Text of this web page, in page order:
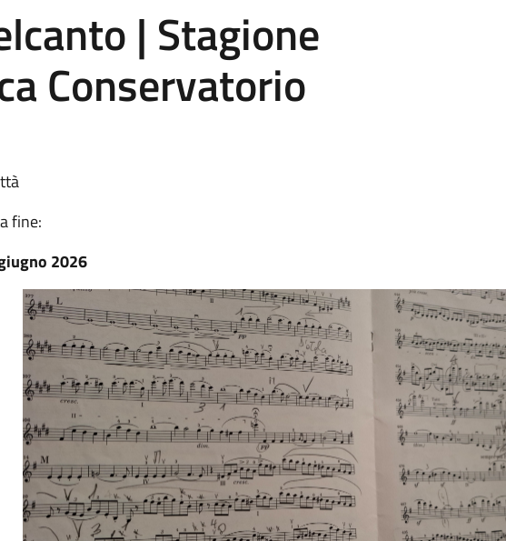
| Stagione
Conservatorio
fine:
2026